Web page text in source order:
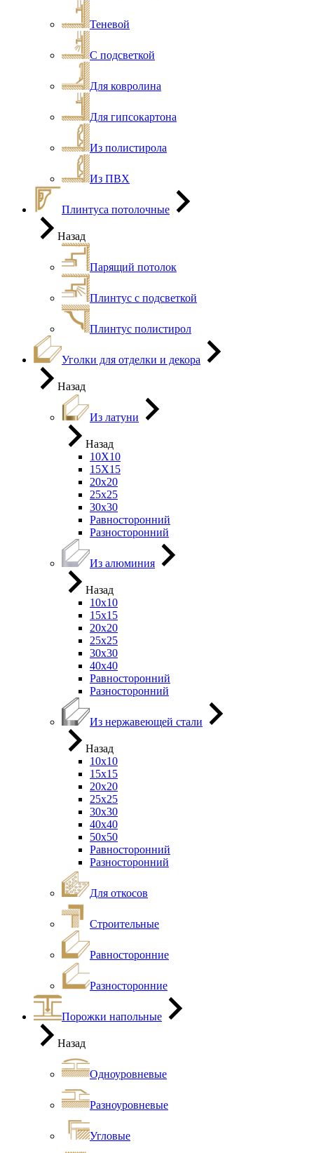
Теневой
С подсветкой
Для ковролина
Для гипсокартона
Из полистирола
Из ПВХ
Плинтуса потолочные
Назад
Парящий потолок
Плинтус с подсветкой
Плинтус полистирол
Уголки для отделки и декора
Назад
Из латуни
Назад
10Х10
15Х15
20х20
25х25
30х30
Равносторонний
Разносторонний
Из алюминия
Назад
10х10
15х15
20х20
25х25
30х30
40х40
Равносторонний
Разносторонний
Из нержавеющей стали
Назад
10х10
15х15
20х20
25х25
30х30
40х40
50х50
Равносторонний
Разносторонний
Для откосов
Строительные
Равносторонние
Разносторонние
Порожки напольные
Назад
Одноуровневые
Разноуровневые
Угловые